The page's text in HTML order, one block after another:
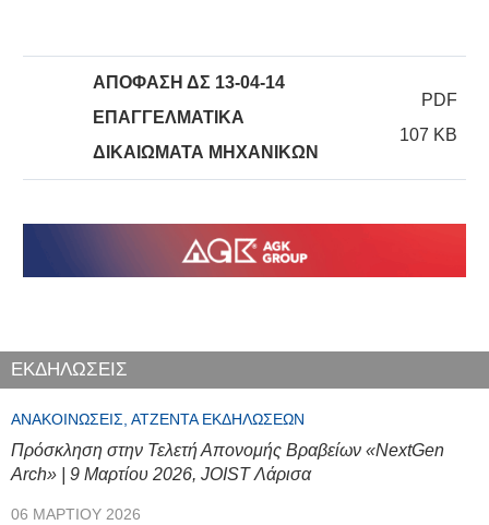
ΑΠΟΦΑΣΗ ΔΣ 13-04-14
ΕΠΑΓΓΕΛΜΑΤΙΚΑ
ΔΙΚΑΙΩΜΑΤΑ ΜΗΧΑΝΙΚΩΝ
PDF
107 KB
ΕΚΔΗΛΩΣΕΙΣ
ΑΝΑΚΟΙΝΏΣΕΙΣ, ΑΤΖΈΝΤΑ ΕΚΔΗΛΏΣΕΩΝ
Πρόσκληση στην Τελετή Απονομής Βραβείων «NextGen
Arch» | 9 Μαρτίου 2026, JOIST Λάρισα
06 ΜΑΡΤΊΟΥ 2026